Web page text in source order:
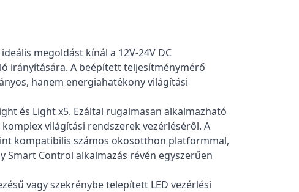
megoldást kínál a 12V-24V DC
irányítására. A beépített teljesítménymérő
hanem energiahatékony világítási
és Light x5. Ezáltal rugalmasan alkalmazható
világítási rendszerek vezérléséről. A
kompatibilis számos okosotthon platformmal,
Smart Control alkalmazás révén egyszerűen
vagy szekrénybe telepített LED vezérlési